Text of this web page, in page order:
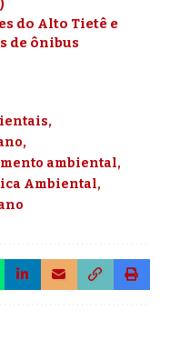
do Alto Tietê e
de ônibus
ambiental
Ambiental